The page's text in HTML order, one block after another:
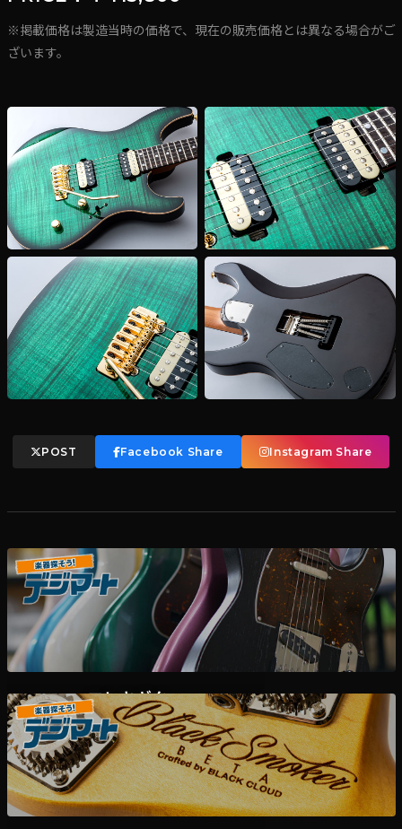
※掲載価格は製造当時の価格で、現在の販売価格とは異なる場合がご
ざいます。
POST Facebook Share Instagram Share
エレキギター
デジマート掲載各ディーラー様在庫一覧はこちら